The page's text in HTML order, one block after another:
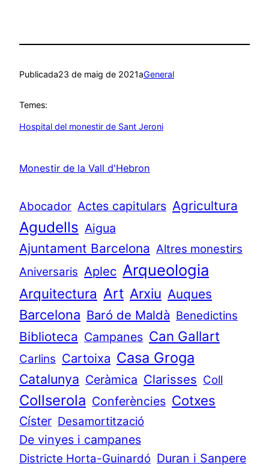
Publicada23 de maig de 2021aGeneral
Temes:
Hospital del monestir de Sant Jeroni
Monestir de la Vall d'Hebron
Abocador Actes capitulars Agricultura
Agudells Aigua
Ajuntament Barcelona Altres monestirs
Aniversaris Aplec Arqueologia
Arquitectura Art Arxiu Auques
Barcelona Baró de Maldà Benedictins
Biblioteca Campanes Can Gallart
Carlins Cartoixa Casa Groga
Catalunya Ceràmica Clarisses Coll
Collserola Conferències Cotxes
Císter Desamortització
De vinyes i campanes
Districte Horta-Guinardó Duran i Sanpere